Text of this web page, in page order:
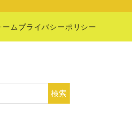
ムプライバシーポリシー
検索